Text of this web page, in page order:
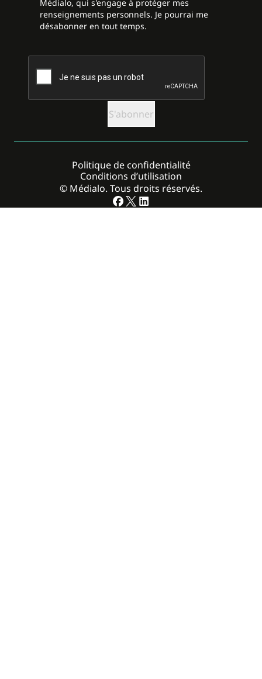
Médialo, qui s'engage à protéger mes
renseignements personnels. Je pourrai me
désabonner en tout temps.
© Médialo. Tous droits réservés.
Politique de confidentialité
Conditions d’utilisation